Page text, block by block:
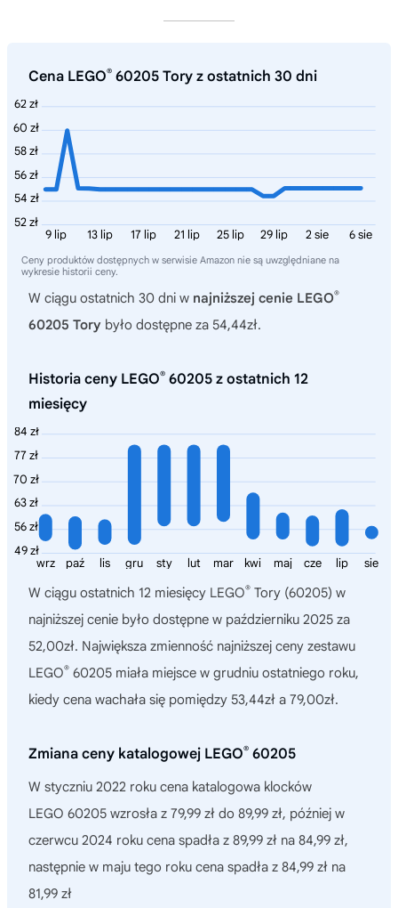
Cena LEGO® 60205 Tory z ostatnich 30 dni
62 zł
60 zł
58 zł
56 zł
54 zł
52 zł
6 sie
2 sie
29 lip
25 lip
21 lip
17 lip
13 lip
9 lip
Ceny produktów dostępnych w serwisie Amazon nie są uwzględniane na
wykresie historii ceny.
W ciągu ostatnich 30 dni w najniższej cenie LEGO®
60205 Tory było dostępne za 54,44zł.
Historia ceny LEGO® 60205 z ostatnich 12
miesięcy
84 zł
77 zł
70 zł
63 zł
56 zł
49 zł
sie
lip
cze
maj
kwi
mar
lut
sty
gru
lis
paź
wrz
W ciągu ostatnich 12 miesięcy LEGO® Tory (60205) w
najniższej cenie było dostępne w październiku 2025 za
52,00zł. Największa zmienność najniższej ceny zestawu
LEGO® 60205 miała miejsce w grudniu ostatniego roku,
kiedy cena wachała się pomiędzy 53,44zł a 79,00zł.
Zmiana ceny katalogowej LEGO® 60205
W styczniu 2022 roku cena katalogowa klocków
LEGO 60205 wzrosła z 79,99 zł do 89,99 zł, później w
czerwcu 2024 roku cena spadła z 89,99 zł na 84,99 zł,
następnie w maju tego roku cena spadła z 84,99 zł na
81,99 zł